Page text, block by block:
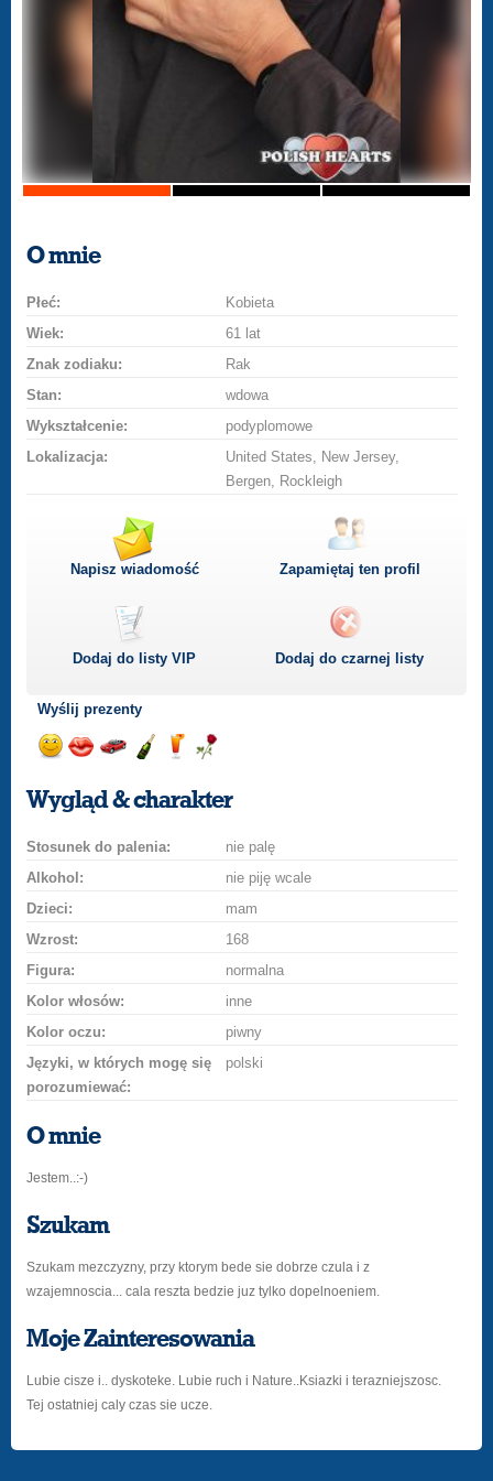
O mnie
Płeć:
Kobieta
Wiek:
61 lat
Znak zodiaku:
Rak
Stan:
wdowa
Wykształcenie:
podyplomowe
Lokalizacja:
United States, New Jersey,
Bergen, Rockleigh
Napisz wiadomość Zapamiętaj ten profil
Dodaj do listyVIP Dodaj do czarnej listy
Wyślij prezenty
uśmiech
buziakasamochodem
szampana
drinka
różę
Wygląd & charakter
Stosunek do palenia:
nie palę
Alkohol:
nie piję wcale
Dzieci:
mam
Wzrost:
168
Figura:
normalna
Kolor włosów:
inne
Kolor oczu:
piwny
Języki, w których mogę się
porozumiewać:
polski
O mnie
Jestem..:-)
Szukam
Szukam mezczyzny, przy ktorym bede sie dobrze czula i z
wzajemnoscia... cala reszta bedzie juz tylko dopelnoeniem.
Moje Zainteresowania
Lubie cisze i.. dyskoteke. Lubie ruch i Nature..Ksiazki i terazniejszosc.
Tej ostatniej caly czas sie ucze.